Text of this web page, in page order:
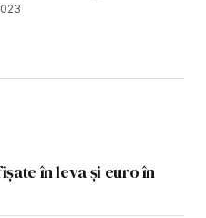
în leva și euro în